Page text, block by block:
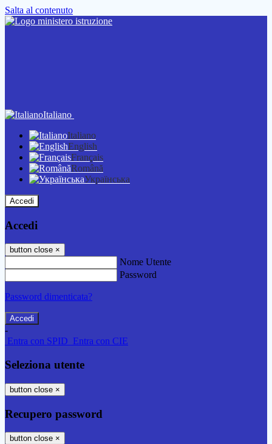
Salta al contenuto
Italiano
Italiano
English
Français
Română
Українська
Accedi
Accedi
button close ×
Nome Utente
Password
Password dimenticata?
-
Entra con SPID Entra con CIE
Seleziona utente
button close ×
Recupero password
button close ×